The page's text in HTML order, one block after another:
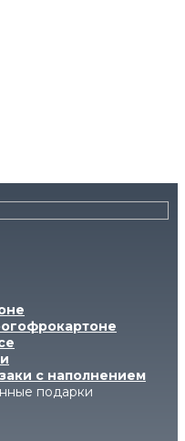
с наполнением
подарки